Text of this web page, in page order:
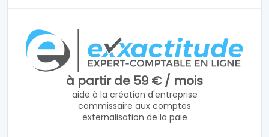
à partir de 59 € / mois
aide à la création d'entreprise
commissaire aux comptes
externalisation de la paie